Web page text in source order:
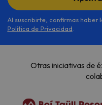
Al suscribirte, confirmas haber
Política de Privacidad
Otras iniciativas de